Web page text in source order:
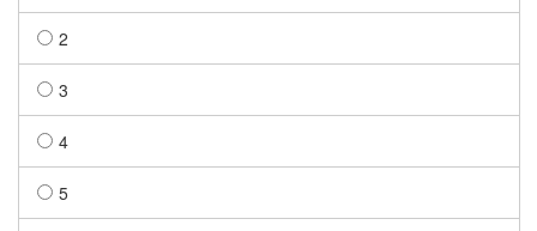
2
3
4
5